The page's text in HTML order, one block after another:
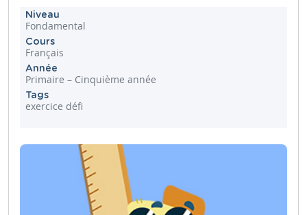
Niveau
Fondamental
Cours
Français
Année
Primaire – Cinquième année
Tags
exercice défi